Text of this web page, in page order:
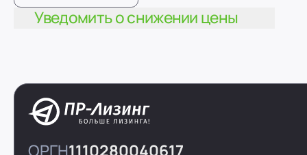
Уведомить о снижении цены
ОРГН1110280040617